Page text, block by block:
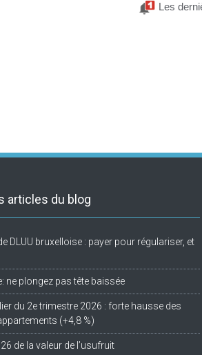
Les
articles du blog
DLUU bruxelloise : payer pour régulariser, et
ne plongez pas tête baissée
du 2e trimestre 2026 : forte hausse des
(+4,8 %)
de la valeur de l’usufruit